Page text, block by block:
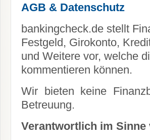
AGB & Datenschutz
bankingcheck.de stellt
Festgeld, Girokonto,
und Weitere vor, welche
kommentieren können.
Wir bieten keine
Betreuung.
Verantwortlich im Sinne